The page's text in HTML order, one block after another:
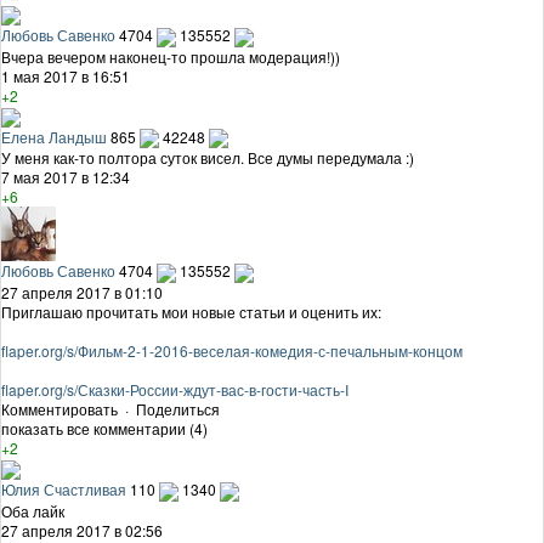
Любовь Савенко4704
135552
Вчера вечером наконец-то прошла модерация!))
1 мая 2017 в 16:51
+2
Елена Ландыш 865
42248
У меня как-то полтора суток висел. Все думы передумала :)
7 мая 2017 в 12:34
+6
Любовь Савенко4704
135552
27 апреля 2017 в 01:10
Приглашаю прочитать мои новые статьи и оценить их:
flaper.org/s/Фильм-2-1-2016-веселая-комедия-с-печальным-концом
flaper.org/s/Сказки-России-ждут-вас-в-гости-часть-I
Комментировать · Поделиться
показать все комментарии (4)
+2
Юлия Счастливая 110
1340
Оба лайк
27 апреля 2017 в 02:56